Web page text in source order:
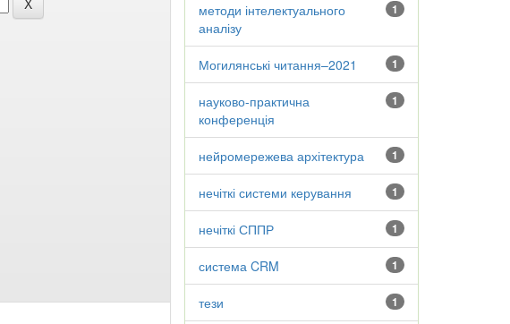
1
методи інтелектуального
аналізу
1
Могилянські читання–2021
1
науково-практична
конференція
1
нейромережева архітектура
1
нечіткі системи керування
1
нечіткі СППР
1
система CRM
1
тези